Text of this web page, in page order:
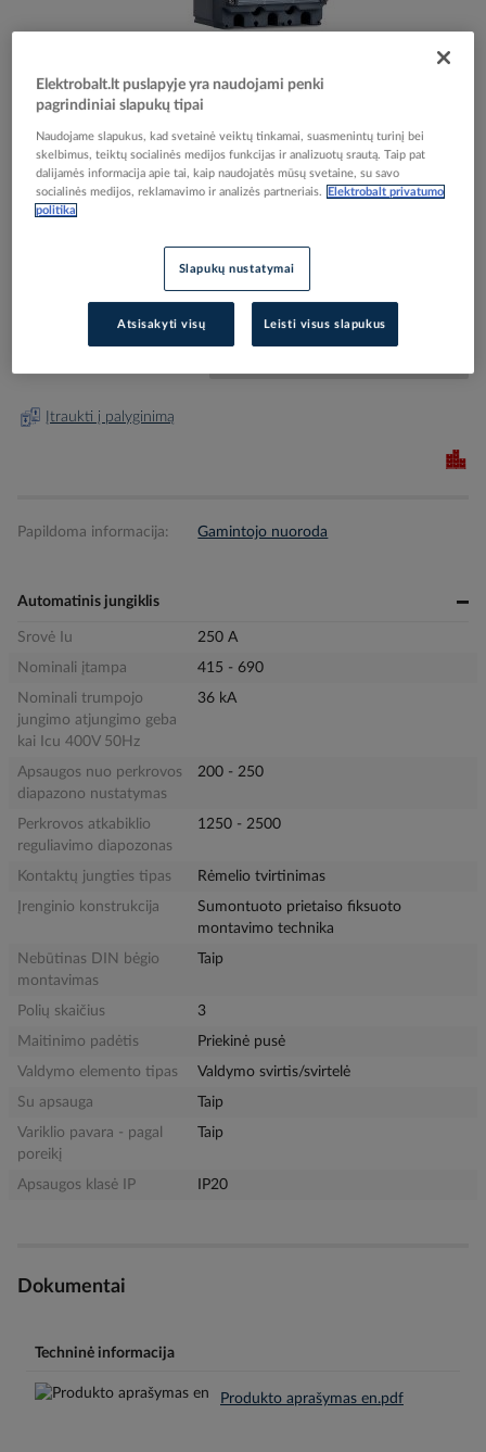
the
beginning
Automatas 3P 250A 36kA Ex9M2S TM AC250 3P -
NOARK
Elektrobalt prekės kodas
Įtraukti į palyginimą
Papildoma informacija: Gamintojo nuoroda
Automatinis jungiklis
Srovė Iu
250 A
Nominali įtampa
415 - 690
Nominali trumpojo
jungimo atjungimo geba
kai Icu 400V 50Hz
36 kA
Apsaugos nuo perkrovos
diapazono nustatymas
200 - 250
Perkrovos atkabiklio
reguliavimo diapozonas
1250 - 2500
Kontaktų jungties tipas
Rėmelio tvirtinimas
Įrenginio konstrukcija
Sumontuoto prietaiso fiksuoto
montavimo technika
Nebūtinas DIN bėgio
montavimas
Taip
Polių skaičius
3
Maitinimo padėtis
Priekinė pusė
Valdymo elemento tipas
Valdymo svirtis/svirtelė
Su apsauga
Taip
Variklio pavara - pagal
poreikį
Taip
Apsaugos klasė IP IP20
Dokumentai
Techninė informacija
Produkto aprašymas en.pdf
Elektrobalt.lt puslapyje yra naudojami penki
pagrindiniai slapukų tipai
Naudojame slapukus, kad svetainė veiktų tinkamai, suasmenintų turinį bei
skelbimus, teiktų socialinės medijos funkcijas ir analizuotų srautą. Taip pat
dalijamės informacija apie tai, kaip naudojatės mūsų svetaine, su savo
socialinės medijos, reklamavimo ir analizės partneriais.
Elektrobalt privatumo
politika
Slapukų nustatymai
Atsisakyti visų Leisti visus slapukus